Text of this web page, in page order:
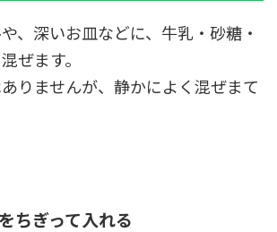
、深いお皿などに、牛乳・砂糖・
ぜます。
りませんが、静かによく混ぜまて
ちぎって入れる